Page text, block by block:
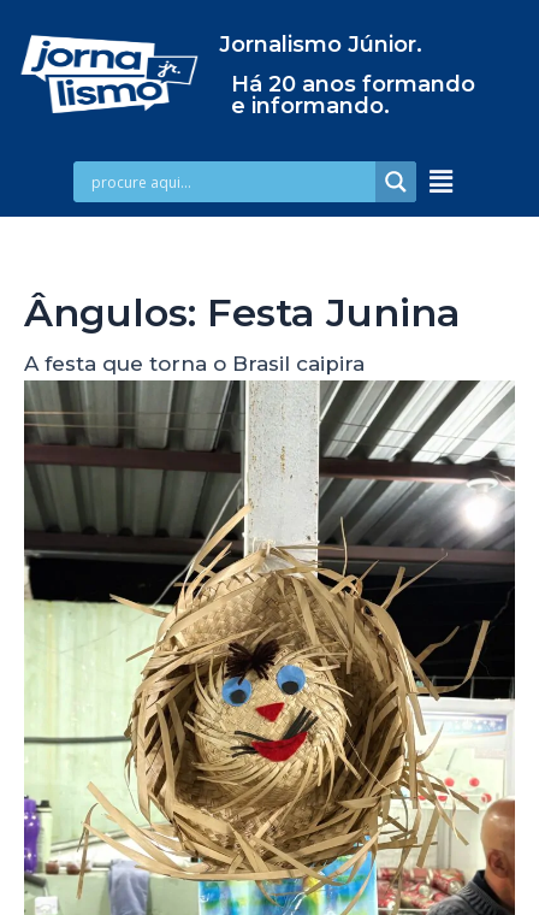
Jornalismo Júnior.
Há 20 anos formando
e informando.
Ângulos: Festa Junina
A festa que torna o Brasil caipira